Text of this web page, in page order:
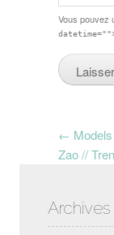
Vous pouvez
Post
←
Zao //
Archives